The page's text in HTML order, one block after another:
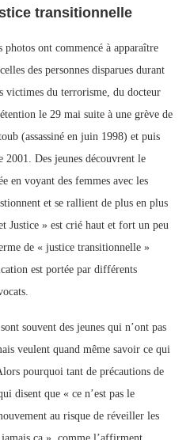
transitionnelle
ont commencé à apparaître
des personnes disparues durant
victimes du terrorisme, du docteur
le 29 mai suite à une grève de
(assassiné en juin 1998) et puis
2001. Des jeunes découvrent le
en voyant des femmes avec les
et se rallient de plus en plus
Justice » est crié haut et fort un peu
de « justice transitionnelle »
est portée par différents
souvent des jeunes qui n’ont pas
veulent quand même savoir ce qui
pourquoi tant de précautions de
disent que « ce n’est pas le
au risque de réveiller les